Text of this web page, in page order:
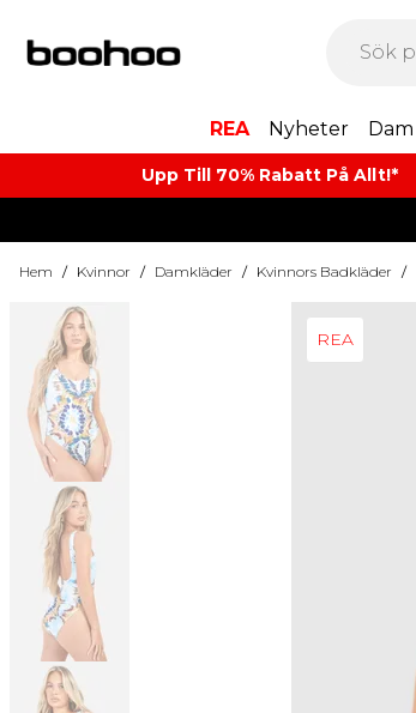
REA Nyheter Dam
Upp Till 70% Rabatt På Allt!*
Hem / Kvinnor / Damkläder / Kvinnors Badkläder /
REA